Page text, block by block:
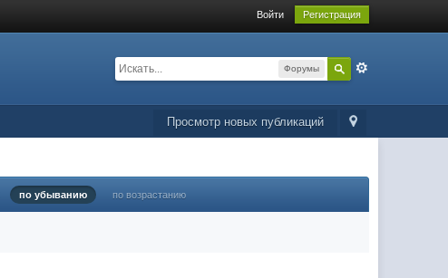
Войти Регистрация
Форумы
Просмотр новых публикаций
по убыванию по возрастанию